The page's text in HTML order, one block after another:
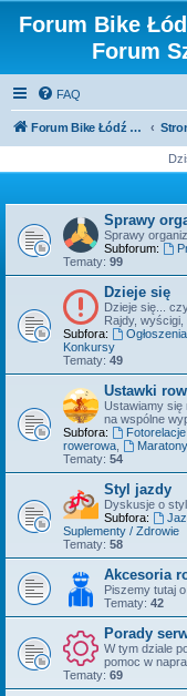
Forum Bike
Forum
FAQ
Forum Bike Łódź - Forum Rowerowe Łódź - Forum Szosowe - Forum MTB
Sprawy
Sprawy
Subforum:
Tematy: 99
Dzieje się
Dzieje się...
Rajdy, wyścigi,
Subfora:
Ogłoszenia,
Konkursy
Tematy: 49
Ustawki
Ustawiamy się
na wspólne
Subfora:
rowerowa
Tematy: 54
Styl jazdy
Dyskusje o
Subfora:
Suplementy / Zdrowie
Tematy: 58
Akcesoria
Piszemy tutaj
Tematy: 42
Porady
W tym dziale
pomoc w
Tematy: 69